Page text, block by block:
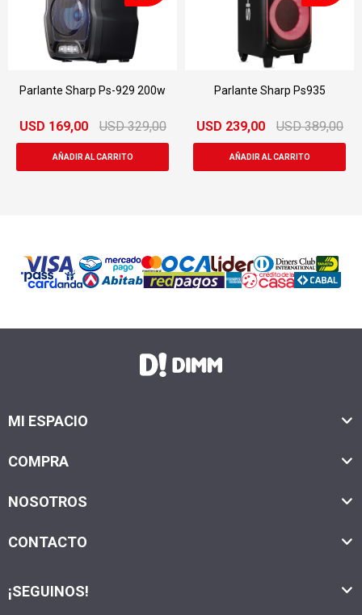
Parlante Sharp Ps-929 200w
USD 169,00 USD 329,00
Parlante Sharp Ps935
USD 239,00 USD 389,00
MI ESPACIO
COMPRA
NOSOTROS
CONTACTO
¡SEGUINOS!